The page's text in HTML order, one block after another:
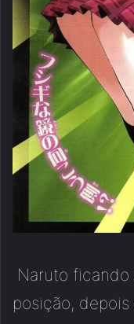
Naruto
posição,